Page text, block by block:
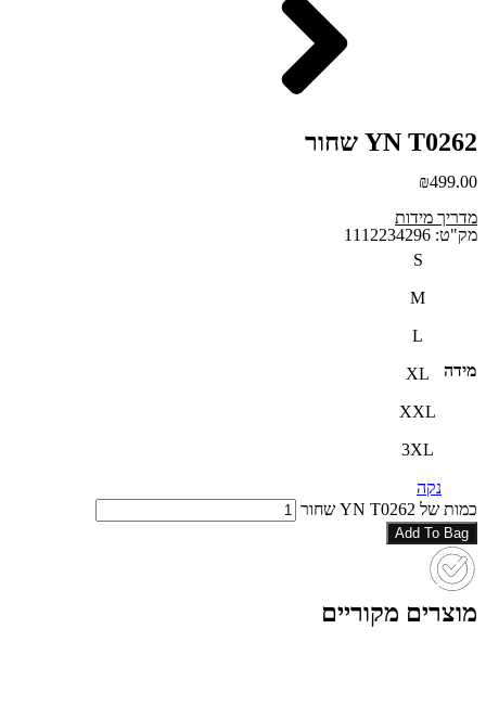
YN T0262 שחור
₪499.00
מדריך מידות
מק"ט: 1112234296
מידה
S
M
L
XL
XXL
3XL
נקה
כמות של YN T0262 שחור
Add To Bag
מוצרים מקוריים